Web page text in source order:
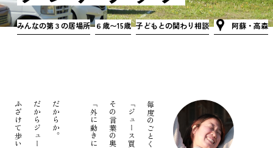
みんなの第３の居場所 ６歳〜15歳 子どもとの関わり相談 阿蘇・高森
毎度のごとく
その言葉の奥には
だからか。